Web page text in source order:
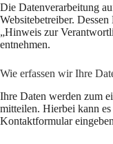
Die Datenverarbeitung
Websitebetreiber.
„Hinweis zur
entnehmen.
Wie erfassen wir Ihre
Ihre Daten werden zum
mitteilen. Hierbei kann
Kontaktformular